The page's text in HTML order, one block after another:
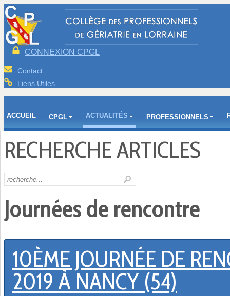
CONNEXION CPGL
Contact
Liens Utiles
ACCUEIL CPGL ACTUALITÉS PROFESSIONNELS
RECHERCHE ARTICLES
Journées de rencontre
10ÈME JOURNÉE DE
2019 À NANCY (54)